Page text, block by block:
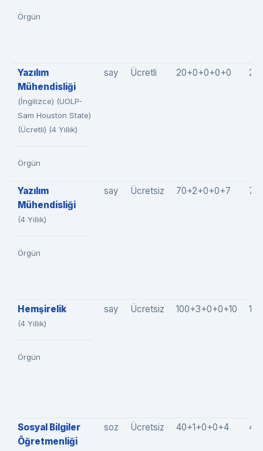
Örgün
Yazılım
Mühendisliği
(İngilizce) (UOLP-
Sam Houston State)
(Ücretli) (4 Yıllık)
Örgün
say Ücretli 20+0+0+0+0
Yazılım
Mühendisliği
(4 Yıllık)
Örgün
say Ücretsiz 70+2+0+0+7
Hemşirelik
(4 Yıllık)
Örgün
say Ücretsiz 100+3+0+0+10
Sosyal Bilgiler
Öğretmenliği
soz Ücretsiz 40+1+0+0+4